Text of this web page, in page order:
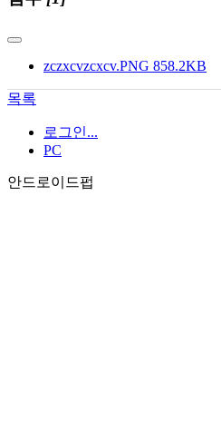
zczxcvzcxcv.PNG 858.2KB
목록
로그인...
PC
안드로이드펍